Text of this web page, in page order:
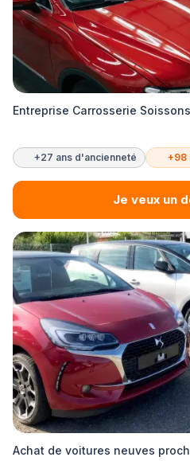
Entreprise Carrosserie Soissons
+27 ans d'ancienneté +98
Je veux un
Achat de voitures neuves